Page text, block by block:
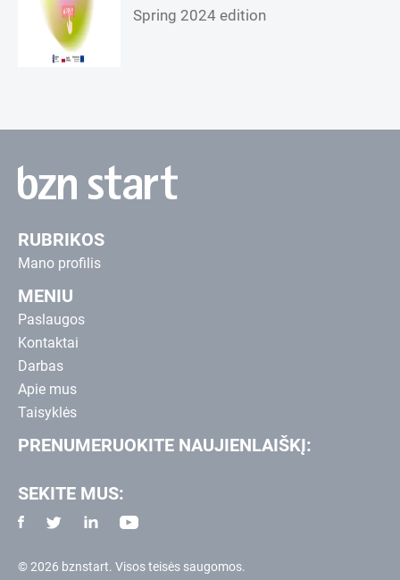
Spring 2024 edition
RUBRIKOS
Mano profilis
MENIU
Paslaugos
Kontaktai
Darbas
Apie mus
Taisyklės
PRENUMERUOKITE NAUJIENLAIŠKĮ:
SEKITE MUS:
© 2026 bznstart. Visos teisės saugomos.